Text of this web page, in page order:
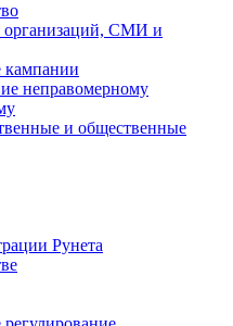
организаций, СМИ и
кампании
неправомерному
и общественные
Рунета